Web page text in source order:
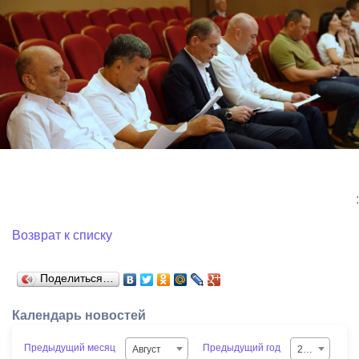
:
Возврат к списку
Поделиться…
Календарь новостей
Предыдущий месяц Август Предыдущий год